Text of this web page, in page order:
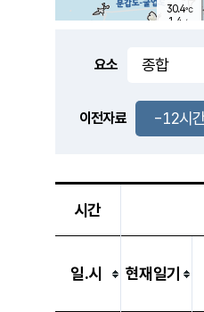
-
30.4℃
1.4 m/s
요소
이전자료 -12시
시간
일.시 현재일기